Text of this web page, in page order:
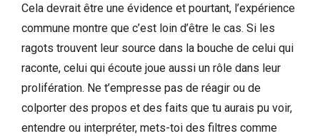
Cela devrait être une évidence et pourtant, l’expérience
commune montre que c’est loin d’être le cas. Si les
ragots trouvent leur source dans la bouche de celui qui
raconte, celui qui écoute joue aussi un rôle dans leur
prolifération. Ne t’empresse pas de réagir ou de
colporter des propos et des faits que tu aurais pu voir,
entendre ou interpréter, mets-toi des filtres comme